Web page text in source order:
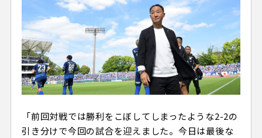
「前回対戦では勝利をこぼしてしまったような2-2の
引き分けで今回の試合を迎えました。今日は最後な